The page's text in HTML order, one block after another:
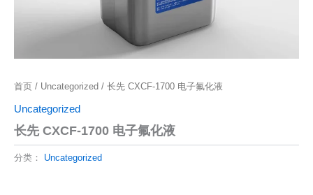
首页 / Uncategorized / 长先 CXCF-1700 电子氟化液
Uncategorized
长先 CXCF-1700 电子氟化液
分类： Uncategorized